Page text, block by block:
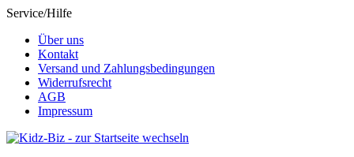
Service/Hilfe
Über uns
Kontakt
Versand und Zahlungsbedingungen
Widerrufsrecht
AGB
Impressum